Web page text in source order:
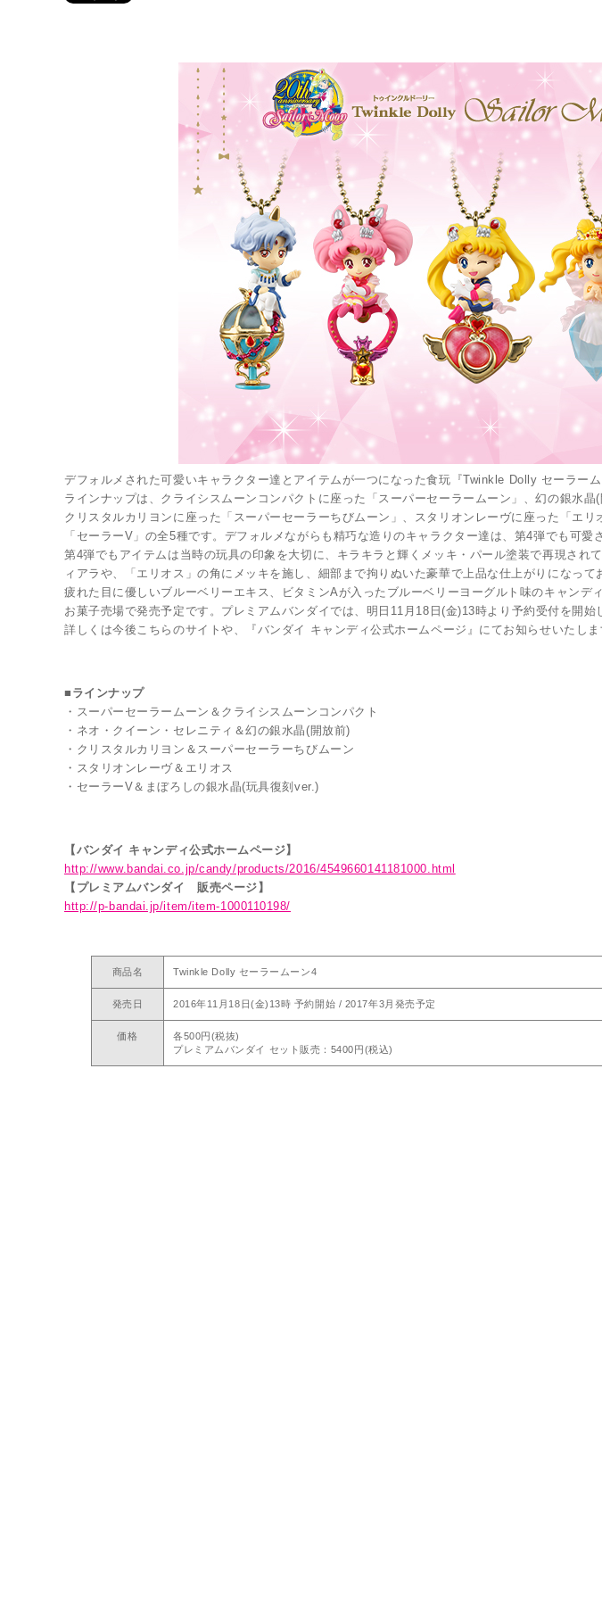
デフォルメされた可愛いキャラクター達とアイテムが一つになった食玩『Twinkle Dolly セーラー
ラインナップは、クライシスムーンコンパクトに座った「スーパーセーラームーン」、幻の銀水晶
クリスタルカリヨンに座った「スーパーセーラーちびムーン」、スタリオンレーヴに座った「エ
「セーラーV」の全5種です。デフォルメながらも精巧な造りのキャラクター達は、第4弾でも可愛
第4弾でもアイテムは当時の玩具の印象を大切に、キラキラと輝くメッキ・パール塗装で再現され
ィアラや、「エリオス」の角にメッキを施し、細部まで拘りぬいた豪華で上品な仕上がりになって
疲れた目に優しいブルーベリーエキス、ビタミンAが入ったブルーベリーヨーグルト味のキャンデ
お菓子売場で発売予定です。プレミアムバンダイでは、明日11月18日(金)13時より予約受付を開始
詳しくは今後こちらのサイトや、『バンダイ キャンディ公式ホームページ』にてお知らせいたしま
■ラインナップ
・スーパーセーラームーン＆クライシスムーンコンパクト
・ネオ・クイーン・セレニティ＆幻の銀水晶(開放前)
・クリスタルカリヨン＆スーパーセーラーちびムーン
・スタリオンレーヴ＆エリオス
・セーラーV＆まぼろしの銀水晶(玩具復刻ver.)
【バンダイ キャンディ公式ホームページ】
http://www.bandai.co.jp/candy/products/2016/4549660141181000.html
【プレミアムバンダイ 販売ページ】
http://p-bandai.jp/item/item-1000110198/
商品名 Twinkle Dolly セーラームーン4
発売日 2016年11月18日(金)13時 予約開始 / 2017年3月発売予定
価格
各500円(税抜)
プレミアムバンダイ セット販売：5400円(税込)
Twitter 原作担当：おさぶ@osabu8
LINK